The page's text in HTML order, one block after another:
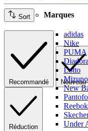
Marques
adidas
Nike
PUMA
Diadora
Lotto
Mizuno
New
Reebok
Under
Sort
Recommandé Nouveau
Réduction